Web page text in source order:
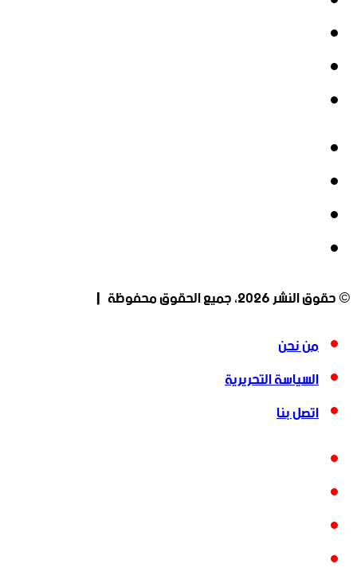
© حقوق النشر 2026، جميع الحقوق محفوظة |
من نحن
السياسة التحريرية
اتصل بنا